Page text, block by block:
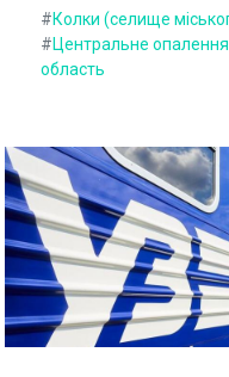
#Колки (селище
#Центральне опалення
область